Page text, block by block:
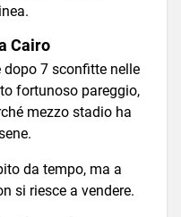
Cairo
dopo 7 sconfitte nelle
fortunoso pareggio,
mezzo stadio ha
da tempo, ma a
si riesce a vendere.